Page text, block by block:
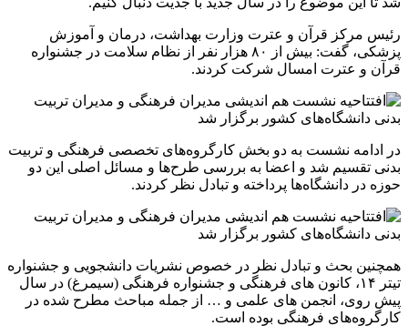
رئیس مرکز قرآن و عترت وزارت بهداشت، درمان و آموزش
پزشکی، گفت: بیش از ۸۰ هزار نفر از نظام سلامت در جشنواره
قرآن و عترت امسال شرکت کردند.
در ادامه نشست به دو بخش کارگروه‌های تخصصی فرهنگی و تربیت
بدنی تقسیم شد و اعضا به بررسی طرح‌ها و مسائل اصلی این دو
حوزه در دانشگاه‌ها پرداخته و تبادل نظر کردند.
همچنین بحث و تبادل نظر در خصوص نشریات دانشجویی و جشنواره
تیتر ۱۴، کانون های فرهنگی و جشنواره فرهنگی (سیمرغ) در سال
پیش روی، انجمن های علمی و … از جمله مباحث مطرح شده در
کارگروه‌های فرهنگی بوده است.